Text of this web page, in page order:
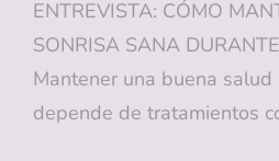
ENTREVISTA: CÓMO
SONRISA SANA
Mantener una buena
depende de tratamientos